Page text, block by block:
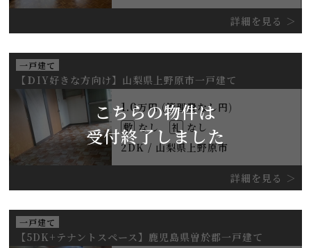
詳細を見る
一戸建て
【ＤIY好きな方向け】山梨県上野原市一戸建て
1.0万円 (管理費なし円)
敷なし 礼 なし
2DK / 山梨県上野原市
詳細を見る
こちらの物件は
受付終了しました
一戸建て
【5DK+テナントスペース】鹿児島県曽於郡一戸建て